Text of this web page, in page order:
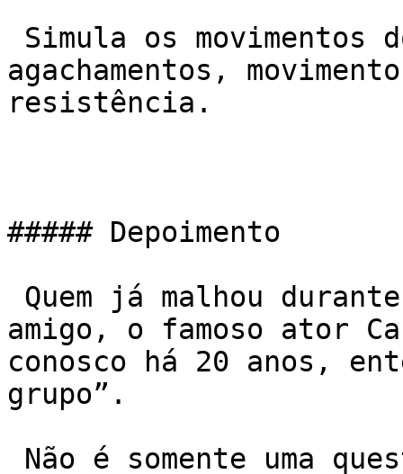
agachamentos,
resistência.
##### Depoimento
amigo, o famoso ator
conosco há 20 anos,
grupo”.